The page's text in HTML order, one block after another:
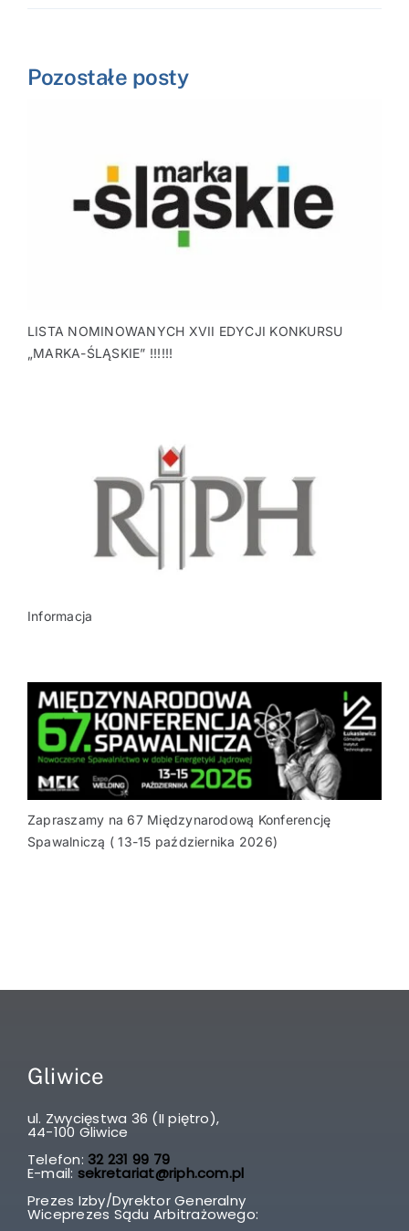
Pozostałe posty
LISTA NOMINOWANYCH XVII EDYCJI KONKURSU
„MARKA-ŚLĄSKIE” !!!!!!
Informacja
Zapraszamy na 67 Międzynarodową Konferencję
Spawalniczą ( 13-15 października 2026)
Gliwice
ul. Zwycięstwa 36 (II piętro),
44-100 Gliwice
Telefon: 32 231 99 79
E-mail: sekretariat@riph.com.pl
Prezes Izby/Dyrektor Generalny
Wiceprezes Sądu Arbitrażowego: